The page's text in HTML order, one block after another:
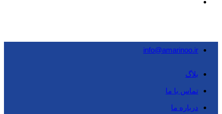
info@amarinoo.ir
بلاگ
تماس با ما
درباره ما